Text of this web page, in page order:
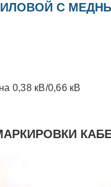
С
0,38 кВ/0,66 кВ